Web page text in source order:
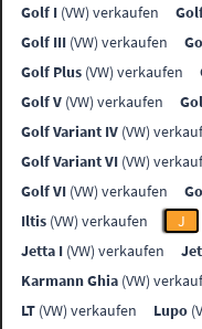
Golf I (VW) verkaufen
Golf III (VW) verkaufen
Golf Plus (VW) verkaufen
Golf V (VW) verkaufen
Golf Variant IV (VW)
Golf Variant VI (VW)
Golf VI (VW) verkaufen
Iltis (VW) verkaufen J
Jetta I (VW) verkaufen
Karmann Ghia (VW)
LT (VW) verkaufen Lupo